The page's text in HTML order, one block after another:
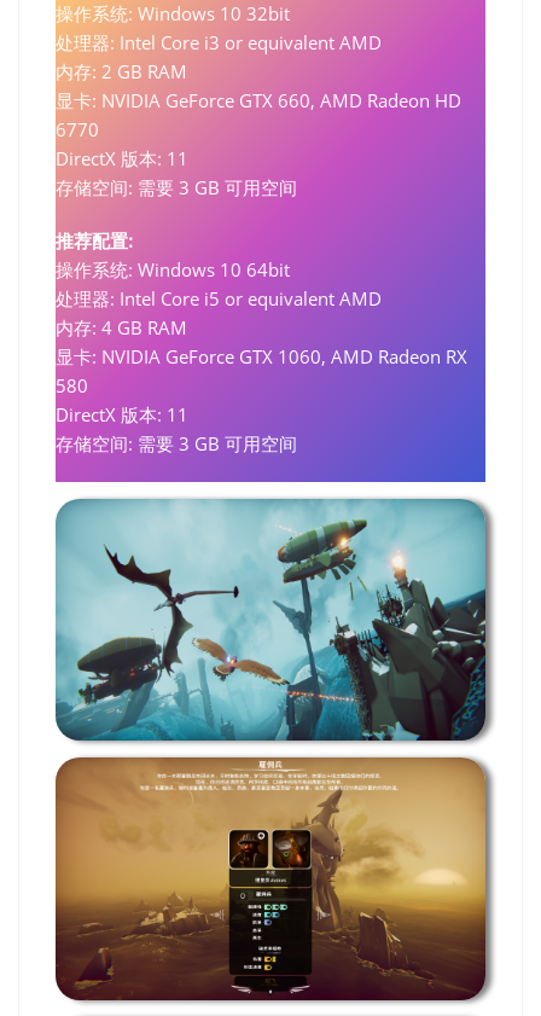
操作系统: Windows 10 32bit
处理器: Intel Core i3 or equivalent AMD
内存: 2 GB RAM
显卡: NVIDIA GeForce GTX 660, AMD Radeon HD
6770
DirectX 版本: 11
存储空间: 需要 3 GB 可用空间
推荐配置:
操作系统: Windows 10 64bit
处理器: Intel Core i5 or equivalent AMD
内存: 4 GB RAM
显卡: NVIDIA GeForce GTX 1060, AMD Radeon RX
580
DirectX 版本: 11
存储空间: 需要 3 GB 可用空间